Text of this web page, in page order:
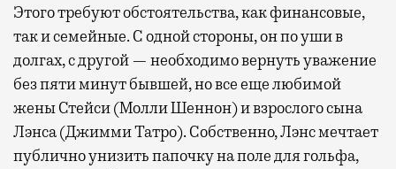
Этого требуют обстоятельства, как финансовые,
так и семейные. С одной стороны, он по уши в
долгах, с другой — необходимо вернуть уважение
без пяти минут бывшей, но все еще любимой
жены Стейси (Молли Шеннон) и взрослого сына
Лэнса (Джимми Татро). Собственно, Лэнс мечтает
публично унизить папочку на поле для гольфа,